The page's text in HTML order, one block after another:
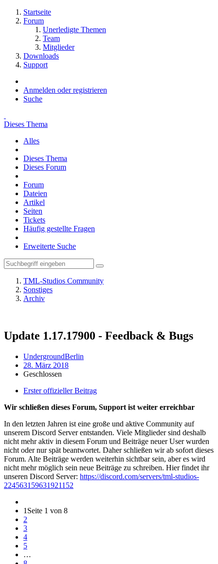
Startseite
Forum
Unerledigte Themen
Team
Mitglieder
Downloads
Support
Anmelden oder registrieren
Suche
Dieses Thema
Alles
Dieses Thema
Dieses Forum
Forum
Dateien
Artikel
Seiten
Tickets
Häufig gestellte Fragen
Erweiterte Suche
TML-Studios Community
Sonstiges
Archiv
Update 1.17.17900 - Feedback & Bugs
UndergroundBerlin
28. März 2018
Geschlossen
Erster offizieller Beitrag
Wir schließen dieses Forum, Support ist weiter erreichbar
In den letzten Jahren ist eine große und aktive Community auf
unserem Discord Server entstanden. Viele Mitglieder sind deshalb
nicht mehr aktiv in diesem Forum und Beiträge neuer User wurden
nicht oder nur spät beantwortet. Daher schließen wir ab sofort dieses
Forum. Alte Beiträge werden weiterhin sichtbar sein, aber es wird
nicht mehr möglich sein neue Beiträge zu schreiben. Hier findet ihr
unseren Discord Server: https://discord.com/servers/tml-studios-
224563159631921152
1 Seite 1 von 8
2
3
4
5
…